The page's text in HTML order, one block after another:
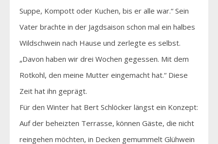
Suppe, Kompott oder Kuchen, bis er alle war.“ Sein
Vater brachte in der Jagdsaison schon mal ein halbes
Wildschwein nach Hause und zerlegte es selbst.
„Davon haben wir drei Wochen gegessen. Mit dem
Rotkohl, den meine Mutter eingemacht hat.“ Diese
Zeit hat ihn geprägt.
Für den Winter hat Bert Schlöcker längst ein Konzept:
Auf der beheizten Terrasse, können Gäste, die nicht
reingehen möchten, in Decken gemummelt Glühwein